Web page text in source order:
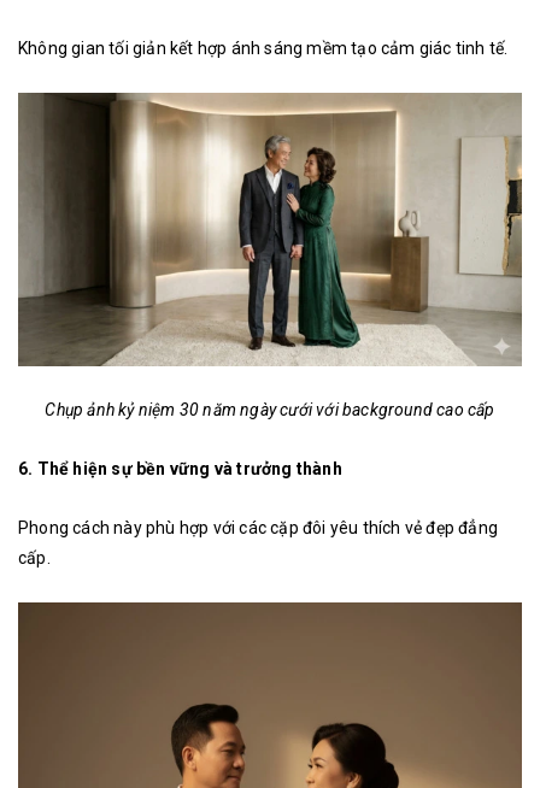
Không gian tối giản kết hợp ánh sáng mềm tạo cảm giác tinh tế.
Chụp ảnh kỷ niệm 30 năm ngày cưới với background cao cấp
6. Thể hiện sự bền vững và trưởng thành
Phong cách này phù hợp với các cặp đôi yêu thích vẻ đẹp đẳng
cấp.